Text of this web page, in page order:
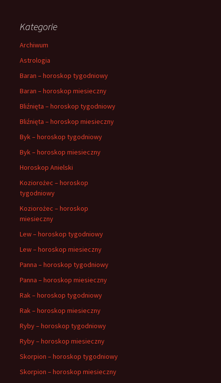
Kategorie
Archiwum
Astrologia
Baran – horoskop tygodniowy
Baran – horoskop miesieczny
Bliźnięta – horoskop tygodniowy
Bliźnięta – horoskop miesieczny
Byk – horoskop tygodniowy
Byk – horoskop miesieczny
Horoskop Anielski
Koziorożec – horoskop
tygodniowy
Koziorożec – horoskop
miesieczny
Lew – horoskop tygodniowy
Lew – horoskop miesieczny
Panna – horoskop tygodniowy
Panna – horoskop miesieczny
Rak – horoskop tygodniowy
Rak – horoskop miesieczny
Ryby – horoskop tygodniowy
Ryby – horoskop miesieczny
Skorpion – horoskop tygodniowy
Skorpion – horoskop miesieczny